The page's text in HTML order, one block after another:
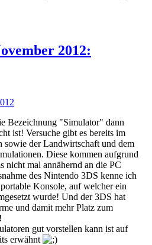
2012:
Bezeichnung "Simulator" dann
ist! Versuche gibt es bereits im
sowie der Landwirtschaft und dem
Diese kommen aufgrund
nicht mal annähernd an die PC
des Nintendo 3DS kenne ich
Konsole, auf welcher ein
wurde! Und der 3DS hat
und damit mehr Platz zum
gut vorstellen kann ist auf
erwähnt